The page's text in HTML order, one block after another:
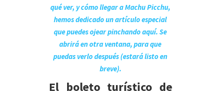
qué ver, y cómo llegar a Machu Picchu,
hemos dedicado un artículo especial
que puedes ojear pinchando aquí. Se
abrirá en otra ventana, para que
puedas verlo después (estará listo en
breve).
El boleto turístico de